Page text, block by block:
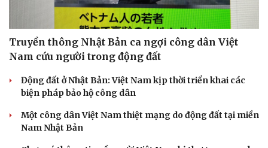
Truyền thông Nhật Bản ca ngợi công dân Việt
Nam cứu người trong động đất
Động đất ở Nhật Bản: Việt Nam kịp thời triển khai các
biện pháp bảo hộ công dân
Một công dân Việt Nam thiệt mạng do động đất tại miền
Nam Nhật Bản